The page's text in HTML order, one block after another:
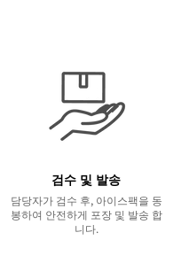
검수 및 발송
담당자가 검수 후, 아이스팩을 동
봉하여 안전하게 포장 및 발송 합
니다.